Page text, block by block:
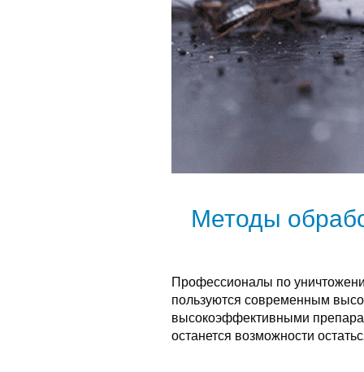
Методы
Профессионалы по
пользуются современным
высокоэффективными
останется возможности